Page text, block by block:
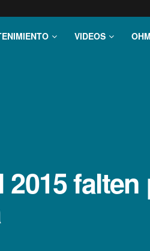
VIDEOS
2015